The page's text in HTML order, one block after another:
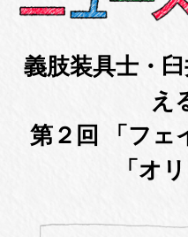
義肢装具士・
え
第２回 「フェ
「オ